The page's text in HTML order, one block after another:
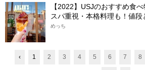
【2022】USJのおすすめ食
スパ重視・本格料理も！値段
めっち
‹ 1 2 3 4 5 6 7 8